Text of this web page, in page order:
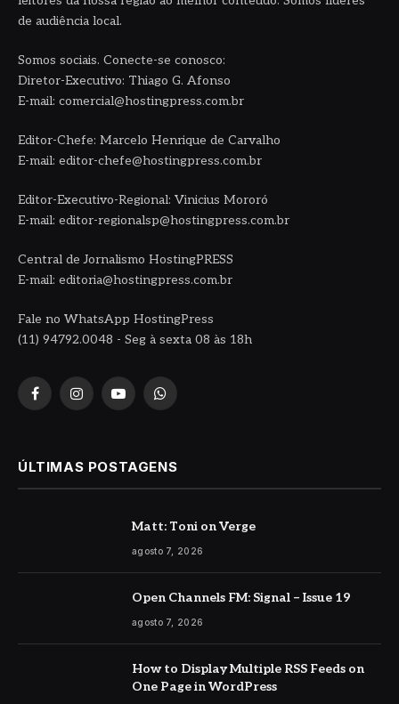
de audiência local.
Somos sociais. Conecte-se conosco:
Diretor-Executivo: Thiago G. Afonso
E-mail: comercial@hostingpress.com.br
Editor-Chefe: Marcelo Henrique de Carvalho
E-mail: editor-chefe@hostingpress.com.br
Editor-Executivo-Regional: Vinicius Mororó
E-mail: editor-regionalsp@hostingpress.com.br
Central de Jornalismo HostingPRESS
E-mail: editoria@hostingpress.com.br
Fale no WhatsApp HostingPress
(11) 94792.0048 - Seg à sexta 08 às 18h
FacebookInstagramYouTubeWhatsApp
ÚLTIMAS POSTAGENS
Matt: Toni on Verge
agosto 7, 2026
Open Channels FM: Signal – Issue 19
agosto 7, 2026
How to Display Multiple RSS Feeds on
One Page in WordPress